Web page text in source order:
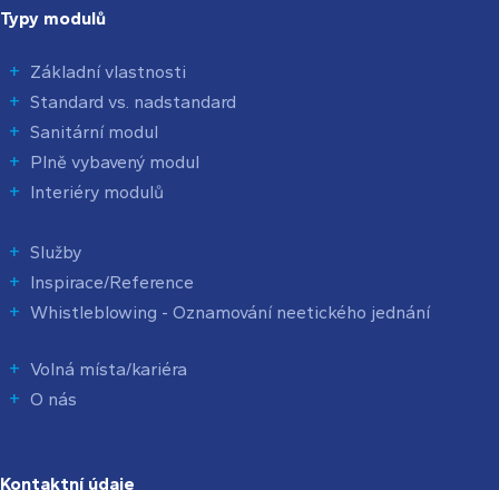
Typy modulů
Základní vlastnosti
Standard vs. nadstandard
Sanitární modul
Plně vybavený modul
Interiéry modulů
Služby
Inspirace/Reference
Whistleblowing - Oznamování neetického jednání
Volná místa/kariéra
O nás
Kontaktní údaje